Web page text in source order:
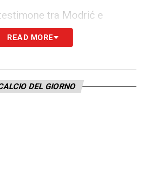
tra Modrić e
quindi l’inizio di una nuova
il francese al centro del
dominare ancora, puntando
e simboli forti come la
READ MORE
DEL GIORNO